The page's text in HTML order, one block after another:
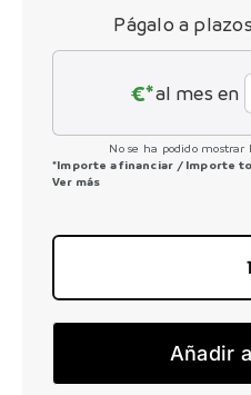
Págalo a
€*al mes en
No se ha podido
*Importe a financiar / Importe
Ver más
Añadir